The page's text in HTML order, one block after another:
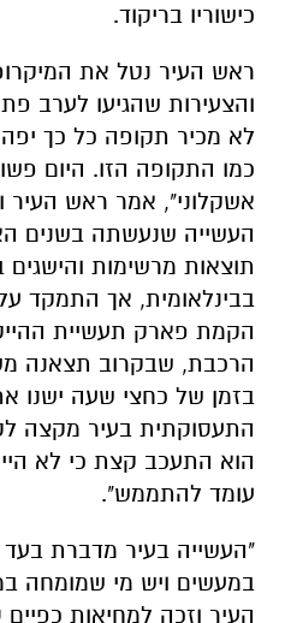
כישוריו בריקוד.
ראש העיר נטל את
והצעירות שהגיעו לערב
לא מכיר תקופה כל כך
כמו התקופה הזו. היום
אשקלוני", אמר ראש העיר
העשייה שנעשתה בשנים
תוצאות מרשימות
בבינלאומית, אך התמקד
הקמת פארק תעשיית
הרכבת, שבקרוב תצאנה
בזמן של כחצי שעה ישנו
התעסוקתית בעיר מקצה
עומד להתממש".
"העשייה בעיר מדברת
במעשים ויש מי שמומחה
העיר וזכה למחיאות כפיים